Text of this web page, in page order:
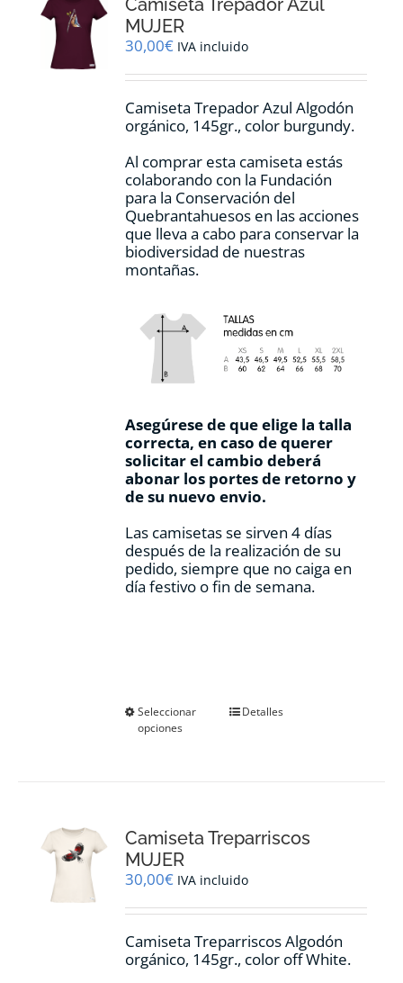
se
elegir
la
de
producto
MUJER
30,00€ IVA incluido
Camiseta Trepador Azul Algodón
orgánico, 145gr., color burgundy.
Al comprar esta camiseta estás
colaborando con la Fundación
para la Conservación del
Quebrantahuesos en las acciones
que lleva a cabo para conservar la
biodiversidad de nuestras
montañas.
Asegúrese de que elige la talla
correcta, en caso de querer
solicitar el cambio deberá
abonar los portes de retorno y
de su nuevo envio.
Las camisetas se sirven 4 días
después de la realización de su
pedido, siempre que no caiga en
día festivo o fin de semana.
Seleccionar
opciones
Este
se
elegir
la
de
producto
Detalles
Camiseta Treparriscos
MUJER
30,00€ IVA incluido
Camiseta Treparriscos Algodón
orgánico, 145gr., color off White.